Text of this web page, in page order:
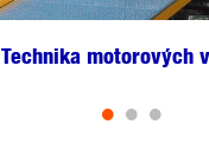
Technika motorových
• • •